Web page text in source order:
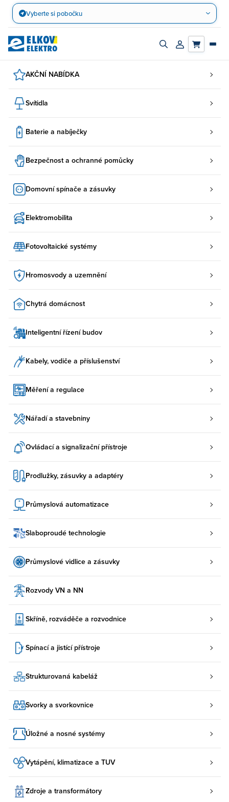
Přejít
obsah
Vyberte si pobočku
Zapnout/vypnout
Přihlásit/
AKČNÍ NABÍDKA
Svítidla
Baterie a nabíječky
Bezpečnost a ochranné pomůcky
Domovní spínače a zásuvky
Elektromobilita
Fotovoltaické systémy
Hromosvody a uzemnění
Chytrá domácnost
Inteligentní řízení budov
Kabely, vodiče a příslušenství
Měření a regulace
Nářadí a stavebniny
Ovládací a signalizační přístroje
Prodlužky, zásuvky a adaptéry
Průmyslová automatizace
Slaboproudé technologie
Průmyslové vidlice a zásuvky
Rozvody VN a NN
Skříně, rozváděče a rozvodnice
Spínací a jistící přístroje
Strukturovaná kabeláž
Svorky a svorkovnice
Úložné a nosné systémy
Vytápění, klimatizace a TUV
Zdroje a transformátory